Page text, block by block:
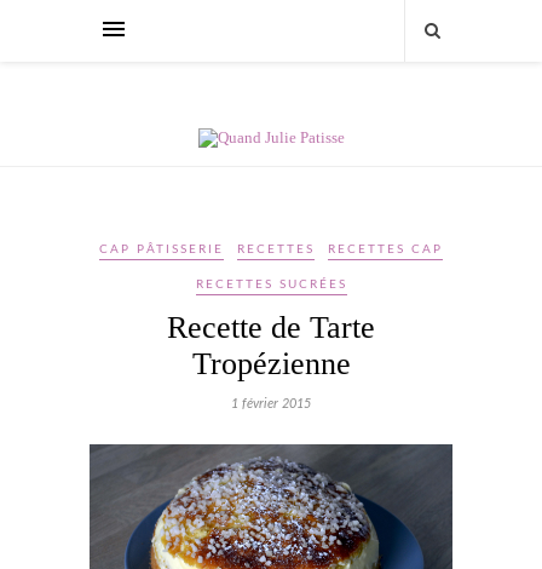
CAP PÂTISSERIE RECETTES RECETTES CAP
RECETTES SUCRÉES
Recette de Tarte
Tropézienne
1 février 2015